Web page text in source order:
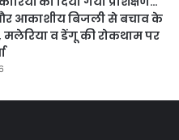
आकाशीय बिजली से बचाव के
मलेरिया व डेंगू की रोकथाम पर